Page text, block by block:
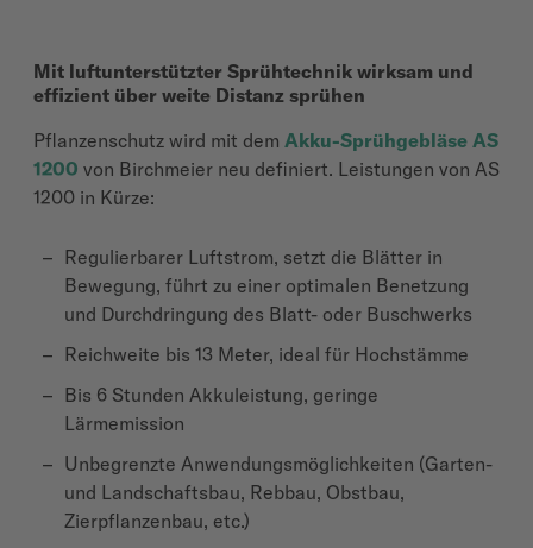
Mit luftunterstützter Sprühtechnik wirksam und
effizient über weite Distanz sprühen
Pflanzenschutz wird mit dem Akku-Sprühgebläse AS
1200 von Birchmeier neu definiert. Leistungen von AS
1200 in Kürze:
Regulierbarer Luftstrom, setzt die Blätter in
Bewegung, führt zu einer optimalen Benetzung
und Durchdringung des Blatt- oder Buschwerks
Reichweite bis 13 Meter, ideal für Hochstämme
Bis 6 Stunden Akkuleistung, geringe
Lärmemission
Unbegrenzte Anwendungsmöglichkeiten (Garten-
und Landschaftsbau, Rebbau, Obstbau,
Zierpflanzenbau, etc.)